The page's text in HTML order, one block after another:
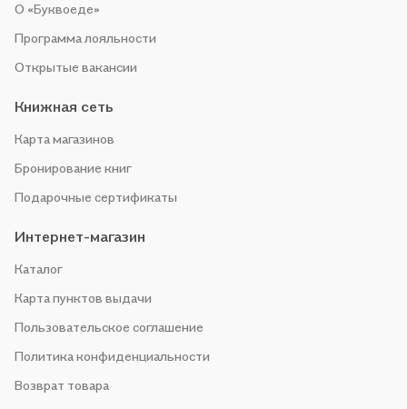
О «Буквоеде»
Программа лояльности
Открытые вакансии
Книжная сеть
Карта магазинов
Бронирование книг
Подарочные сертификаты
Интернет-магазин
Каталог
Карта пунктов выдачи
Пользовательское соглашение
Политика конфиденциальности
Возврат товара